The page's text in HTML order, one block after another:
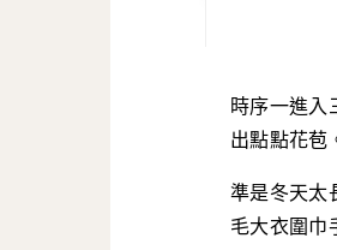
時序一進入
出點點花苞
準是冬天太
毛大衣圍巾